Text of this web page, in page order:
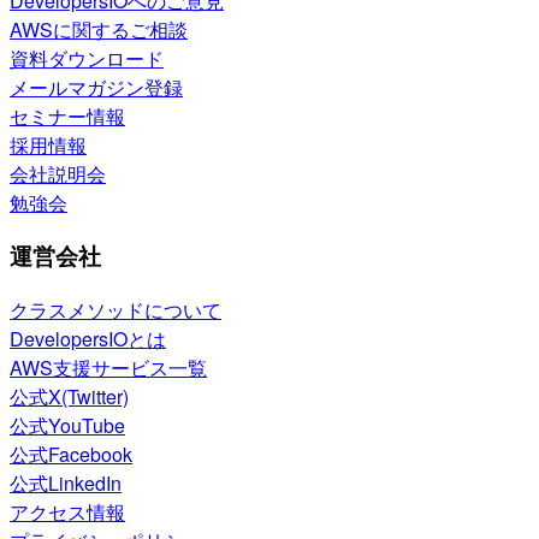
AWSに関するご相談
資料ダウンロード
メールマガジン登録
セミナー情報
採用情報
会社説明会
勉強会
運営会社
クラスメソッドについて
DevelopersIOとは
AWS支援サービス一覧
公式X(Twitter)
公式YouTube
公式Facebook
公式LinkedIn
アクセス情報